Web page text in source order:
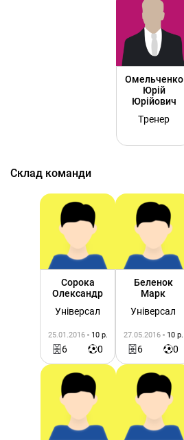
Омельченко
Юрій
Юрійович
Тренер
Склад команди
Сорока
Олександр
Універсал
25.01.2016 - 10 р.
6 0
Беленок
Марк
Універсал
27.05.2016 - 10 р.
6 0